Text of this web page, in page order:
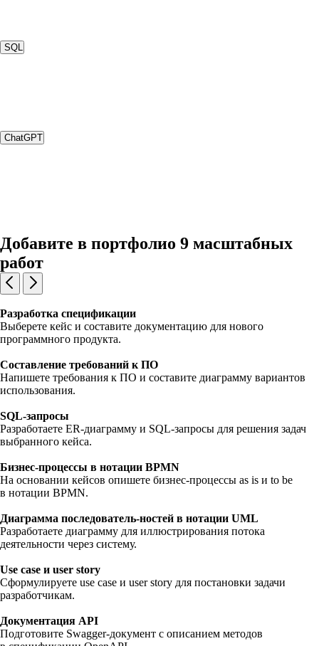
SQL
ChatGPT
Добавите в портфолио 9 масштабных
работ
Разработка спецификации
Выберете кейс и составите документацию для нового
программного продукта.
Составление требований к ПО
Напишете требования к ПО и составите диаграмму вариантов
использования.
SQL-запросы
Разработаете ER-диаграмму и SQL-запросы для решения задач
выбранного кейса.
Бизнес-процессы в нотации BPMN
На основании кейсов опишете бизнес-процессы as is и to be
в нотации BPMN.
Диаграмма последователь-ностей в нотации UML
Разработаете диаграмму для иллюстрирования потока
деятельности через систему.
Use case и user story
Сформулируете use case и user story для постановки задачи
разработчикам.
Документация API
Подготовите Swagger-документ с описанием методов